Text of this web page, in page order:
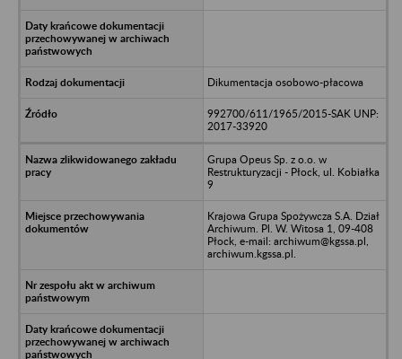
Dikumentacja osobowo-płacowa
992700/611/1965/2015-SAK UNP:
2017-33920
Grupa Opeus Sp. z o.o. w
Restrukturyzacji - Płock, ul. Kobiałka
9
Krajowa Grupa Spożywcza S.A. Dział
Archiwum. Pl. W. Witosa 1, 09-408
Płock, e-mail: archiwum@kgssa.pl,
archiwum.kgssa.pl.